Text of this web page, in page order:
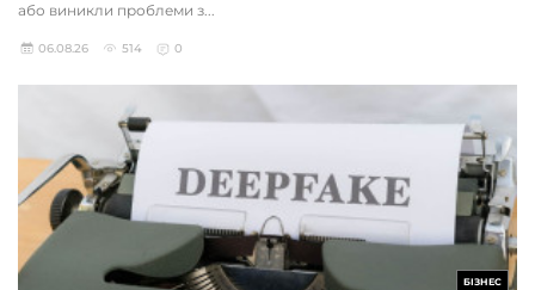
або виникли проблеми з...
06.08.26 514 0
БІЗНЕС